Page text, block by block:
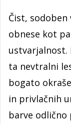
Čist,
obnese kot
ta nevtralni
bogato
in privlačnih
barve